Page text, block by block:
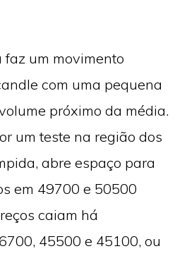
um movimento
com uma pequena
próximo da média.
um teste na região dos
abre espaço para
em 49700 e 50500
caiam há
45500 e 45100, ou